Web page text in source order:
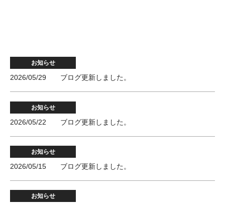
お知らせ
2026/05/29 ブログ更新しました。
お知らせ
2026/05/22 ブログ更新しました。
お知らせ
2026/05/15 ブログ更新しました。
お知らせ